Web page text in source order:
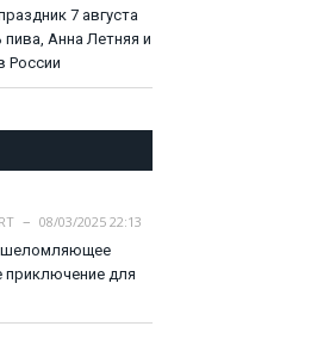
7 августа
пива, Анна Летняя и
России
08/03/2025 22:13
приключение для